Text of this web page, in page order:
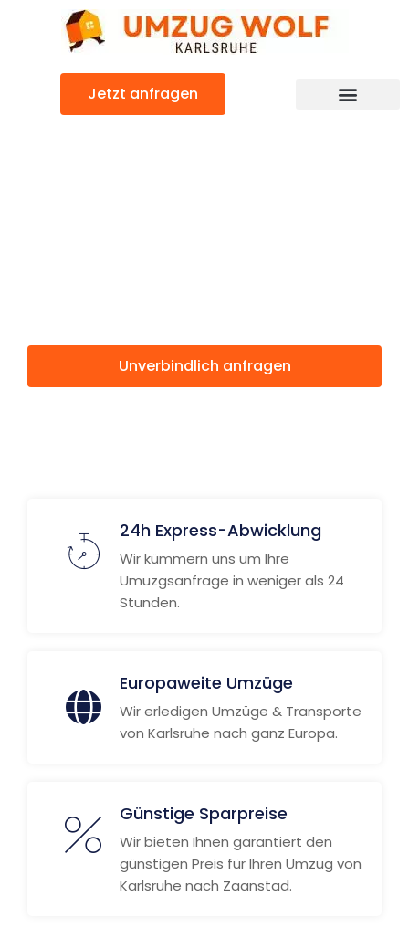
Jetzt anfragen
Unverbindlich anfragen
24h Express-Abwicklung
Wir kümmern uns um Ihre
Umuzgsanfrage in weniger als 24
Stunden.
Europaweite Umzüge
Wir erledigen Umzüge & Transporte
von Karlsruhe nach ganz Europa.
Günstige Sparpreise
Wir bieten Ihnen garantiert den
günstigen Preis für Ihren Umzug von
Karlsruhe nach Zaanstad.